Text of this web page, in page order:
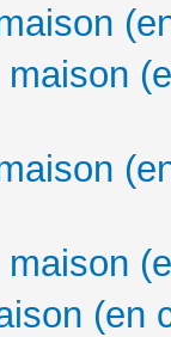
(en